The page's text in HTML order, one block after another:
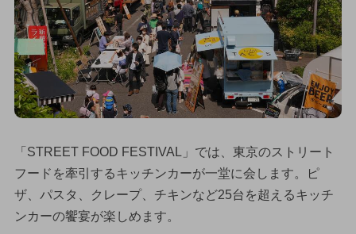
「STREET FOOD FESTIVAL」では、東京のストリート
フードを牽引するキッチンカーが一堂に会します。ピ
ザ、パスタ、クレープ、チキンなど25台を超えるキッチ
ンカーの饗宴が楽しめます。